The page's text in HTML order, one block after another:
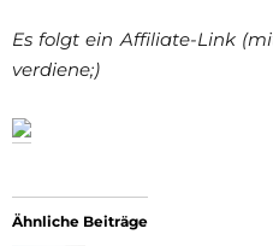
Es folgt ein Affiliate-Link
verdiene;)
Ähnliche Beiträge